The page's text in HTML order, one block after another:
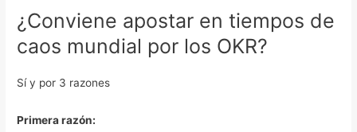
¿Conviene apostar en tiempos de
caos mundial por los OKR?
Sí y por 3 razones
Primera razón: